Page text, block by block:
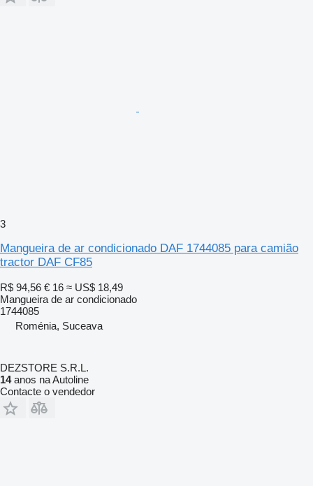
3
Mangueira de ar condicionado DAF 1744085 para camião
tractor DAF CF85
R$ 94,56 € 16 ≈ US$ 18,49
Mangueira de ar condicionado
1744085
Roménia, Suceava
DEZSTORE S.R.L.
14anos na Autoline
Contacte o vendedor